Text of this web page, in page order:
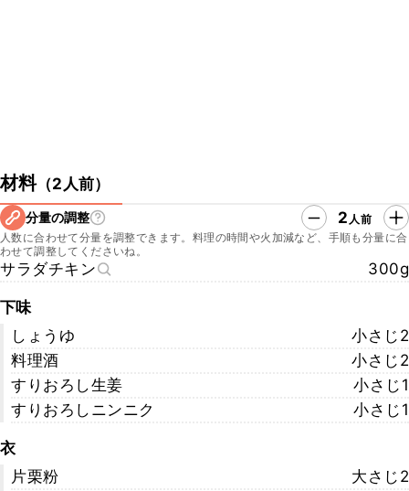
材料（2人前）
分量の調整 2 人前
人数に合わせて分量を調整できます。料理の時間や火加減など、手順も分量に合
わせて調整してくださいね。
サラダチキン 300g
下味
しょうゆ
小さじ2
料理酒
小さじ2
すりおろし生姜
小さじ1
すりおろしニンニク
小さじ1
衣
片栗粉
大さじ2